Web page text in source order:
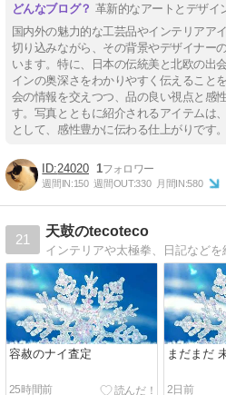
革新的なアートとデザイ
国内外の魅力的な工芸品やインテリアア
切り込みながら、その背景やデザイナー
います。特に、日本の伝統美と北欧の出
インの奥深さをわかりやすく伝えること
会の情報を交えつつ、品の良い視点と感
す。写真とともに紹介されるアイテムは
として、感性豊かに伝わる仕上がりです。
24020 1
週間IN:150 週間OUT:330 月間IN:580
21
天鼓のtecoteco
容赦のナイ査定
25時間前
まだまだ
2日前